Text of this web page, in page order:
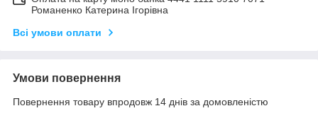
Романенко Катерина Ігорівна
Всі умови оплати
Умови повернення
Повернення товару впродовж 14 днів за домовленістю